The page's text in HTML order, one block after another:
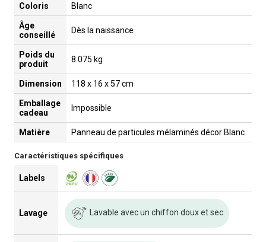
Coloris Blanc
Âge
conseillé
Dès la naissance
Poids du
produit
8.075 kg
Dimension 118 x 16 x 57 cm
Emballage
cadeau
Impossible
Matière Panneau de particules mélaminés décor Blanc
Caractéristiques spécifiques
Labels
Lavage Lavable avec un chiffon doux et sec